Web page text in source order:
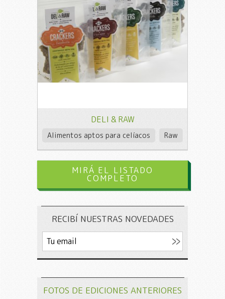
DELI & RAW
Alimentos aptos para celíacos Raw
MIRÁ EL LISTADO
COMPLETO
RECIBÍ NUESTRAS NOVEDADES
FOTOS DE EDICIONES ANTERIORES